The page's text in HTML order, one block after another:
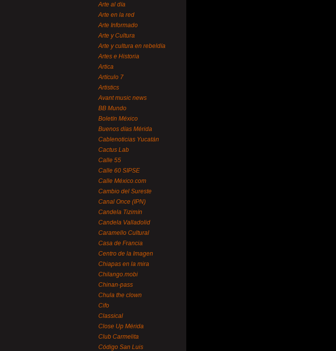
Arte al día
Arte en la red
Arte Informado
Arte y Cultura
Arte y cultura en rebeldía
Artes e Historia
Artica
Artículo 7
Artistics
Avant music news
BB Mundo
Boletín México
Buenos días Mérida
Cablenoticias Yucatán
Cactus Lab
Calle 55
Calle 60 SIPSE
Calle México.com
Cambio del Sureste
Canal Once (IPN)
Candela Tizimín
Candela Valladolid
Caramello Cultural
Casa de Francia
Centro de la Imagen
Chiapas en la mira
Chilango.mobi
Chinan-pass
Chula the clown
Cifo
Classical
Close Up Mérida
Club Carmelita
Código San Luis